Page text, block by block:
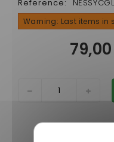
Reference:
Warning: Last items in